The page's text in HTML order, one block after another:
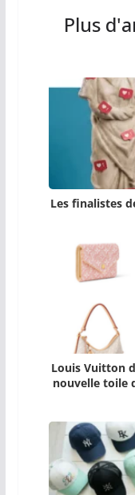
Plus
Les finalistes
Louis Vuitton
nouvelle toile